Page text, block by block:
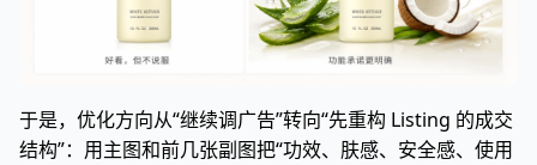
于是，优化方向从“继续调广告”转向“先重构 Listing 的成交
结构”：用主图和前几张副图把“功效、肤感、安全感、使用